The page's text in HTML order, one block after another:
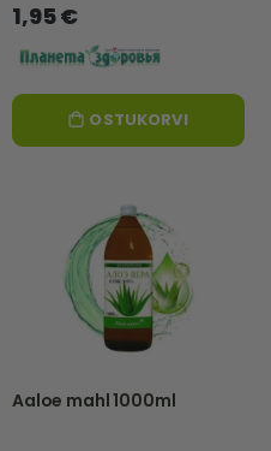
1,95 €
OSTUKORVI
Aaloe mahl 1000ml